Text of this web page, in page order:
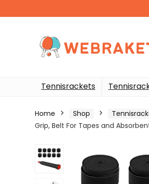
Tennisrackets
Home Shop
Grip, Belt For Tapes and